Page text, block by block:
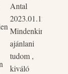
Antal
2023.01.12
Mindenkinek
ajánlani
tudom ,
kiváló